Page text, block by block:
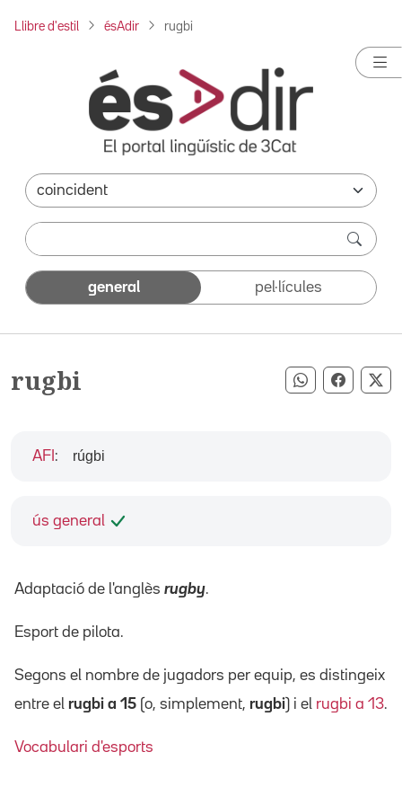
Llibre d'estil ésAdir rugbi
general pel·lícules
rugbi Compartir
ús general
AFI : rúgbi
Adaptació de l'anglès rugby.
Esport de pilota.
Segons el nombre de jugadors per equip, es distingeix
entre el rugbi a 15 (o, simplement, rugbi) i el rugbi a 13.
Vocabulari d'esports